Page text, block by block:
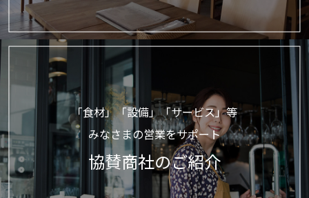
「食材」「設備」「サービス」等
みなさまの営業をサポート
協賛商社のご紹介